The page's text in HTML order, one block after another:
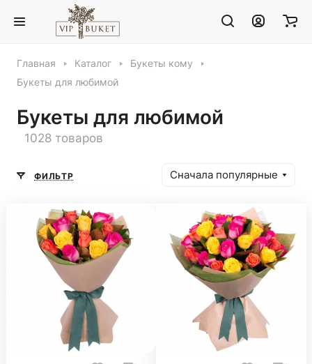
Главная Каталог
Букеты кому
Букеты для любимой
Букеты для любимой
1028 товаров
ФИЛЬТР Сначала популярные